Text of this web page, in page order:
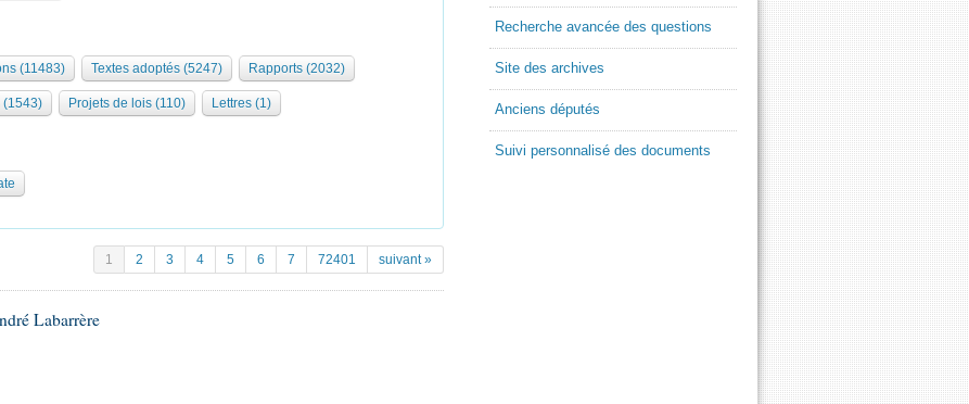
(11483) Textes adoptés (5247) Rapports (2032)
(1543) Projets de lois (110) Lettres (1)
1 2 3 4 5 6 7 72401 suivant »
Labarrère
Recherche avancée des questions
Site des archives
Anciens députés
Suivi personnalisé des documents